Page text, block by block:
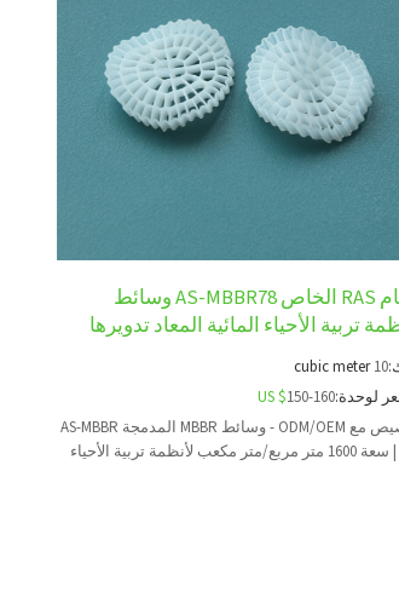
نظام RAS الخاص AS-MBBR78 وسائط
تربية الأحياء المائية المعاد تدويرها
10
cubic meter
لوحدة:
US $150-160
تخصيص مع ODM/OEM - وسائط MBBR المدمجة AS-MBBR
78S | سعة 1600 متر مربع/متر مكعب لأنظمة تربية الأحياء